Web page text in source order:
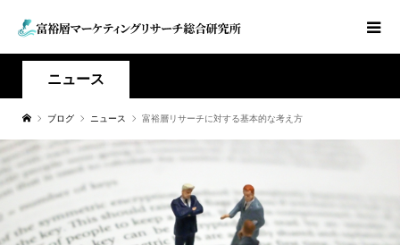
ニュース
ブログ ニュース 富裕層リサーチに対する基本的な考え方